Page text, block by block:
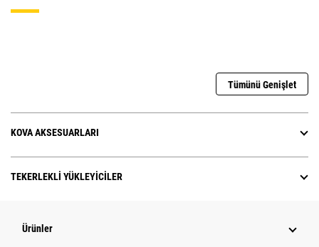
Tümünü Genişlet
KOVA AKSESUARLARI
TEKERLEKLI YÜKLEYICILER
Ürünler